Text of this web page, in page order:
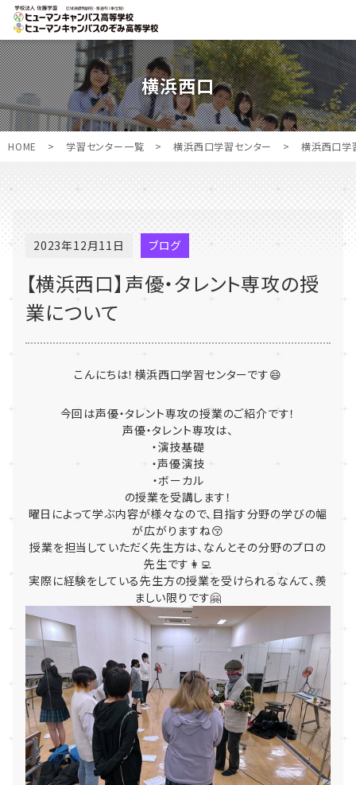
横浜西口
HOME > 学習センター一覧 > 横浜西口学習センター > 横浜西口学
2023年12月11日 ブログ
【横浜西口】声優・タレント専攻の授
業について
こんにちは！横浜西口学習センターです😄
今回は声優・タレント専攻の授業のご紹介です！
声優・タレント専攻は、
・演技基礎
・声優演技
・ボーカル
の授業を受講します！
曜日によって学ぶ内容が様々なので、 目指す分野の学びの幅
が広がりますね😚
授業を担当していただく先生方は、 なんとその分野のプロの
先生です👩‍💻
実際に経験をしている先生方の授業を受けられるなんて、羨
ましい限りです🤗